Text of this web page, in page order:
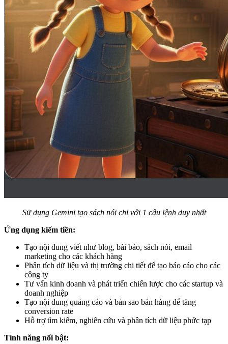
Sử dụng Gemini tạo sách nói chỉ với 1 câu lệnh duy nhất
Ứng dụng kiếm tiền:
Tạo nội dung viết như blog, bài báo, sách nói, email
marketing cho các khách hàng
Phân tích dữ liệu và thị trường chi tiết để tạo báo cáo cho các
công ty
Tư vấn kinh doanh và phát triển chiến lược cho các startup và
doanh nghiệp
Tạo nội dung quảng cáo và bản sao bán hàng để tăng
conversion rate
Hỗ trợ tìm kiếm, nghiên cứu và phân tích dữ liệu phức tạp
Tính năng nổi bật: